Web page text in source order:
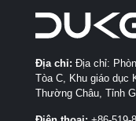
Địa chỉ: Địa chỉ:
Tòa C, Khu giáo dục
Thường Châu, Tỉnh